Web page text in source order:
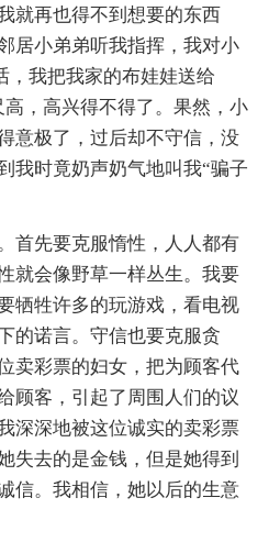
就再也得不到想要的东西
居小弟弟听我指挥，我对小
，我把我家的布娃娃送给
，高兴得不得了。果然，小
意极了，过后却不守信，没
我时竟奶声奶气地叫我“骗子
首先要克服惰性，人人都有
就会像野草一样丛生。我要
牺牲许多的玩游戏，看电视
的诺言。守信也要克服贪
卖彩票的妇女，把为顾客代
顾客，引起了周围人们的议
深深地被这位诚实的卖彩票
失去的是金钱，但是她得到
信。我相信，她以后的生意